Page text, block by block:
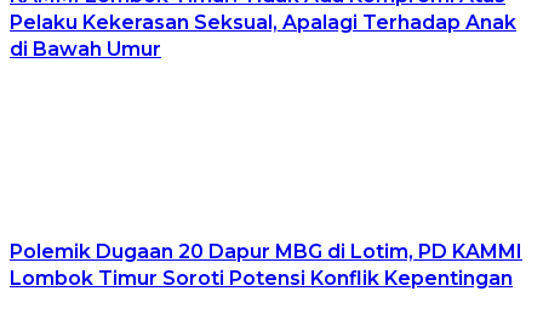
Pelaku Kekerasan Seksual, Apalagi Terhadap Anak
di Bawah Umur
Polemik Dugaan 20 Dapur MBG di Lotim, PD KAMMI
Lombok Timur Soroti Potensi Konflik Kepentingan